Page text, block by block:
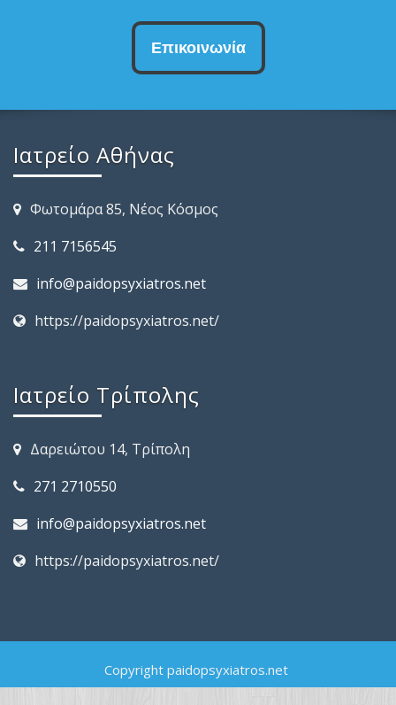
Επικοινωνία
Ιατρείο Αθήνας
Φωτομάρα 85, Νέος Κόσμος
211 7156545
info@paidopsyxiatros.net
https://paidopsyxiatros.net/
Ιατρείο Τρίπολης
Δαρειώτου 14, Τρίπολη
271 2710550
info@paidopsyxiatros.net
https://paidopsyxiatros.net/
Copyright paidopsyxiatros.net